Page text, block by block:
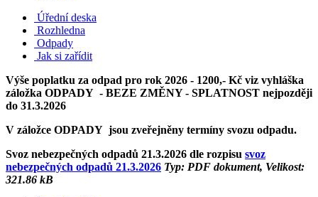
Úřední deska
Rozhledna
Odpady
Jak si zařídit
Výše poplatku za odpad pro rok 2026 - 1200,- Kč viz vyhláška
záložka ODPADY - BEZE ZMĚNY - SPLATNOST nejpozději
do 31.3.2026
V záložce ODPADY jsou zveřejněny termíny svozu odpadu.
Svoz nebezpečných odpadů 21.3.2026 dle rozpisu svoz
nebezpečných odpadů 21.3.2026 Typ: PDF dokument, Velikost:
321.86 kB